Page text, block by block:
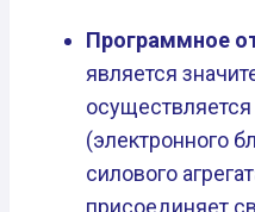
Программное
является
(электронного
силового
присоединяет